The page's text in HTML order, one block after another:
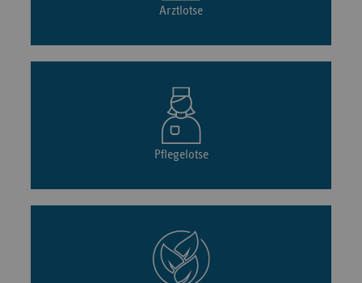
Arztlotse
Pflegelotse